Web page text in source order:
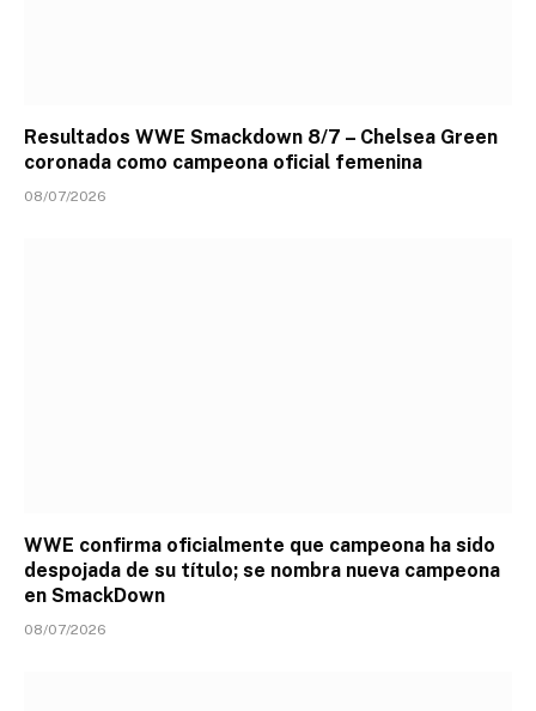
Resultados WWE Smackdown 8/7 – Chelsea Green
coronada como campeona oficial femenina
08/07/2026
WWE confirma oficialmente que campeona ha sido
despojada de su título; se nombra nueva campeona
en SmackDown
08/07/2026